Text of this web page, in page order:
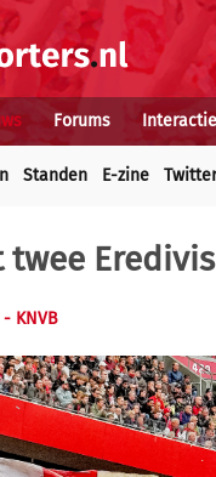
Forums
Standen E-zine Twitter
twee
KNVB